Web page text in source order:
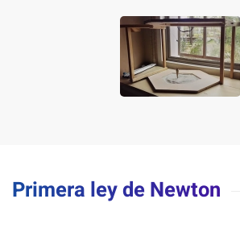
Primera ley de Newton